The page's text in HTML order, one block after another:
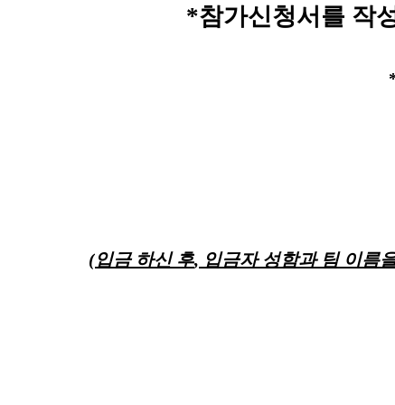
*참가신청서를 작
(입금 하신 후, 입금자 성함과 팀 이름